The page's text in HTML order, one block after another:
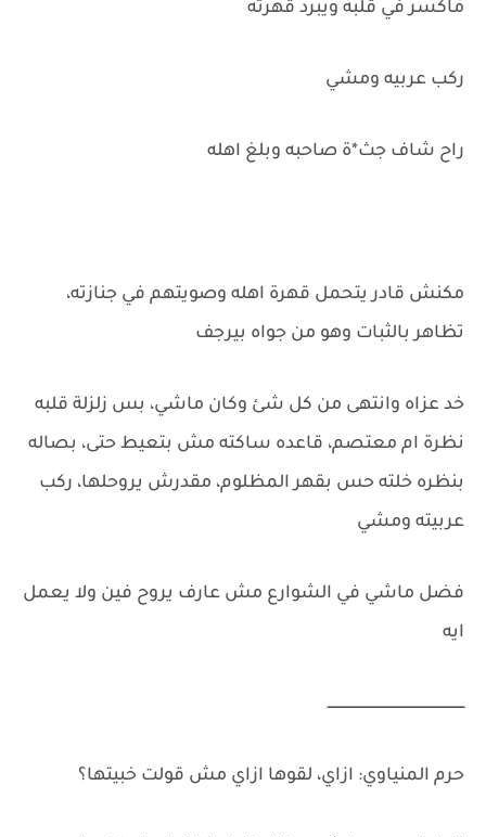
ماكُسر في قلبه ويبرد قهرته
ركب عربيه ومشي
راح شاف جث*ة صاحبه وبلغ اهله
مكنش قادر يتحمل قهرة اهله وصويتهم في جنازته،
تظاهر بالثبات وهو من جواه بيرجف
خد عزاه وانتهى من كل شئ وكان ماشي، بس زلزلة قلبه
نظرة ام معتصم، قاعده ساكته مش بتعيط حتى، بصاله
بنظره خلته حس بقهر المظلوم، مقدرش يروحلها، ركب
عربيته ومشي
فضل ماشي في الشوارع مش عارف يروح فين ولا يعمل
ايه
ـــــــــــــــــــــــــــــــــــــــــــــــــــــــــــــــ
حرم المنياوي: ازاي، لقوها ازاي مش قولت خبيتها؟